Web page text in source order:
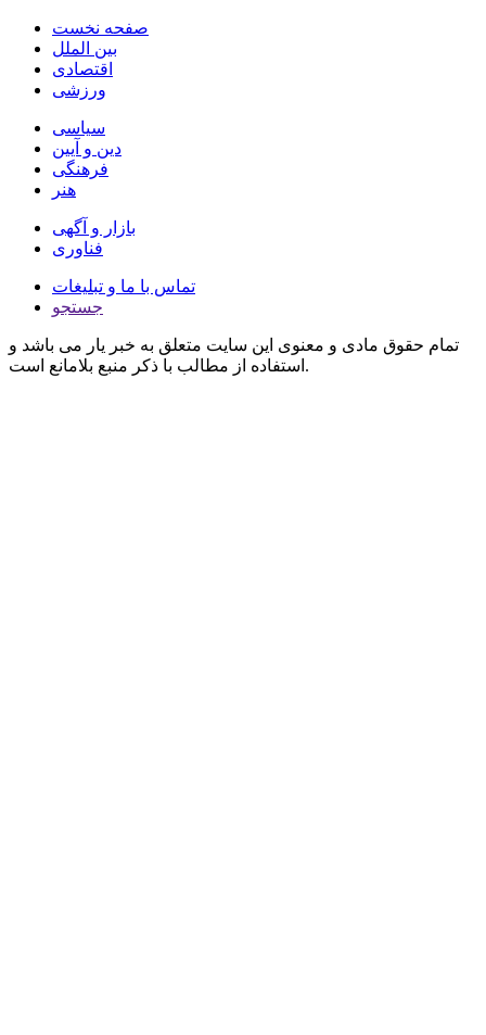
صفحه نخست
بین الملل
اقتصادی
ورزشی
سیاسی
دین و آیین
فرهنگی
هنر
بازار و آگهی
فناوری
تماس با ما و تبلیغات
جستجو
تمام حقوق مادی و معنوی این سایت متعلق به خبر یار می باشد و
استفاده از مطالب با ذکر منبع بلامانع است.